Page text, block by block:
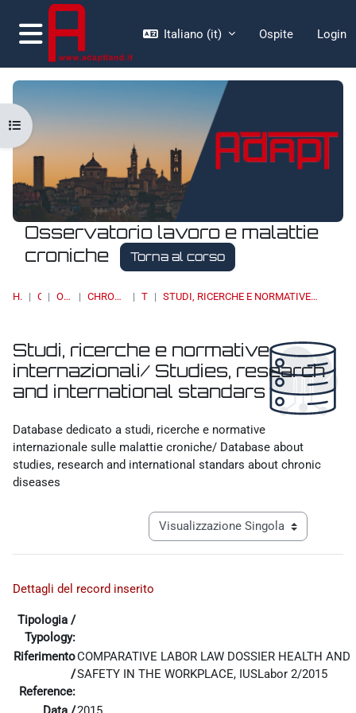
Vai al contenuto principale
Pannello laterale
Italiano ‎(it)‎ Ospite Login
Osservatorio lavoro e malattie
croniche
Torna al corso
HOME CORSI OSSERVATORI CHRONIC DISEASES & WORK TOPIC 4 STUDI, RICERCHE E NORMATIVE INTERNAZIONALI/ STUDIES, RESEARCH AND INTERNATIONAL STANDARS
Apri indice del corso
Studi, ricerche e normative
internazionali/ Studies, research
and international standars
Database dedicato a studi, ricerche e normative
internazionale sulle malattie croniche/ Database about
studies, research and international standars about chronic
diseases
Navigazione terziaria modalità
Dettagli del record inserito
Tipologia /
Typology:
Riferimento
/
Reference:
COMPARATIVE LABOR LAW DOSSIER HEALTH AND
SAFETY IN THE WORKPLACE, IUSLabor 2/2015